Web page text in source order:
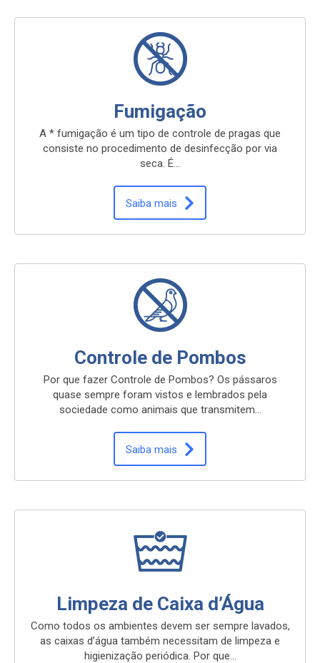
Fumigação
A * fumigação é um tipo de controle de pragas que
consiste no procedimento de desinfecção por via
seca. É…
Saiba mais
Controle de Pombos
Por que fazer Controle de Pombos? Os pássaros
quase sempre foram vistos e lembrados pela
sociedade como animais que transmitem…
Saiba mais
Limpeza de Caixa d’Água
Como todos os ambientes devem ser sempre lavados,
as caixas d’água também necessitam de limpeza e
higienização periódica. Por que…